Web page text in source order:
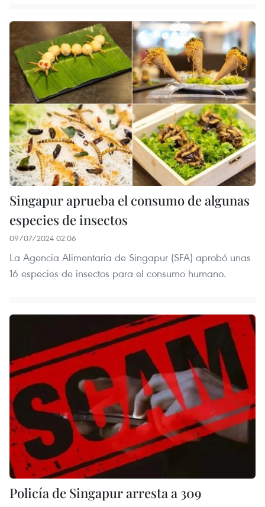
Singapur aprueba el consumo de algunas
especies de insectos
09/07/2024 02:06
La Agencia Alimentaria de Singapur (SFA) aprobó unas
16 especies de insectos para el consumo humano.
Policía de Singapur arresta a 309